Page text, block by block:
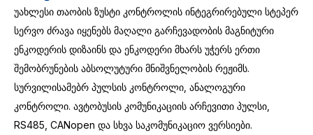
უახლესი თაობის ზუსტი კონტროლის ინტეგრირებული სტეპერ
სერვო ძრავა იყენებს მაღალი გარჩევადობის მაგნიტური
ენკოდერის დიზაინს და ენკოდერი მხარს უჭერს ერთი
შემობრუნების აბსოლუტური მნიშვნელობის რეჟიმს.
სურვილისამებრ პულსის კონტროლი, ანალოგური
კონტროლი. ავტობუსის კომუნიკაციის არჩევითი პულსი,
RS485, CANopen და სხვა საკომუნიკაციო ვერსიები.